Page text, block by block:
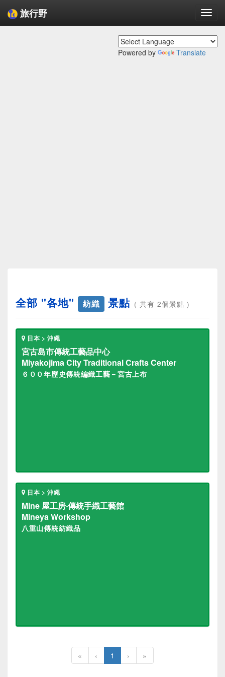
旅行野
Powered by Translate
全部 "各地" 紡織 景點 ( 共有 2個景點 )
日本 > 沖繩
宮古島市傳統工藝品中心
Miyakojima City Traditional Crafts Center
６００年歷史傳統編織工藝－宮古上布
日本 > 沖繩
Mine 屋工房‧傳統手織工藝館
Mineya Workshop
八重山傳統紡織品
« ‹ 1 › »